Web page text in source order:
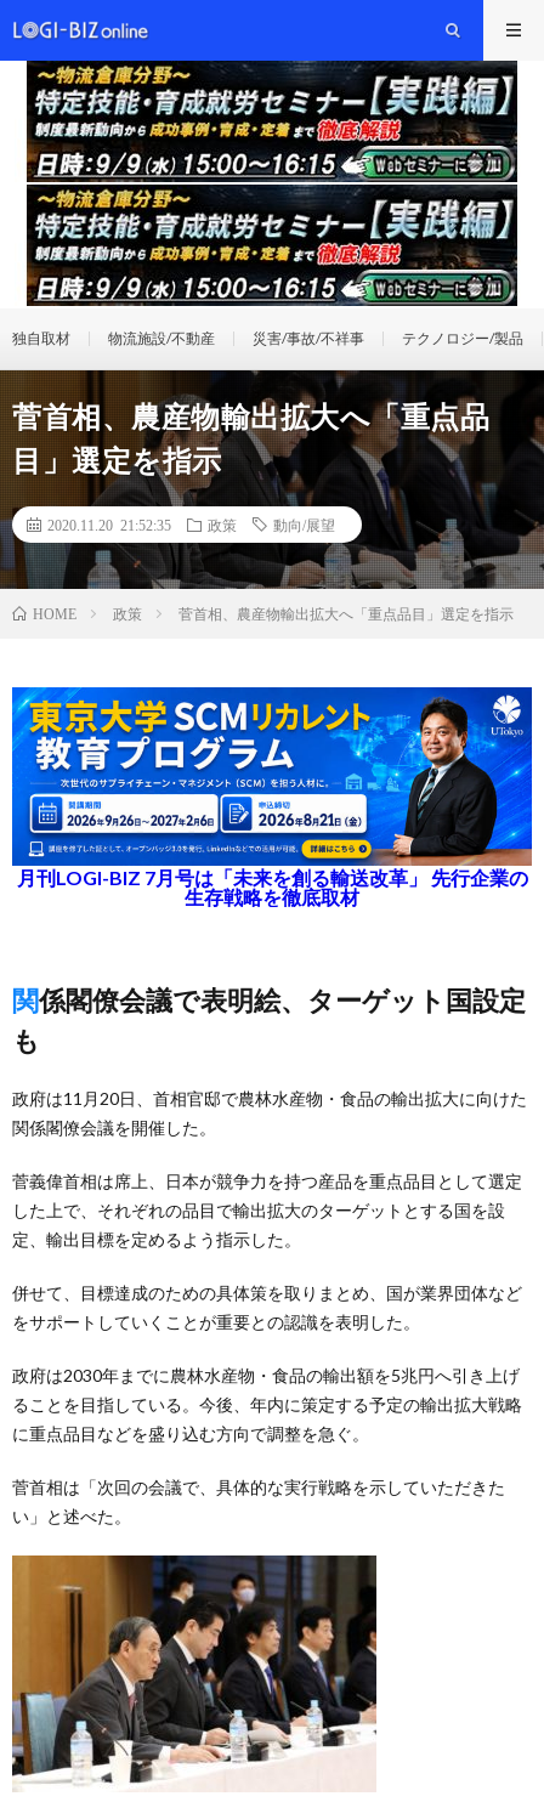
独自取材 物流施設/不動産 災害/事故/不祥事 テクノロジー/製品
菅首相、農産物輸出拡大へ「重点品
目」選定を指示
2020.11.20 21:52:35 政策 動向/展望
HOME 政策 菅首相、農産物輸出拡大へ「重点品目」選定を指示
月刊LOGI-BIZ 7月号は「未来を創る輸送改革」 先行企業の
生存戦略を徹底取材
関係閣僚会議で表明絵、ターゲット国設定
も
政府は11月20日、首相官邸で農林水産物・食品の輸出拡大に向けた
関係閣僚会議を開催した。
菅義偉首相は席上、日本が競争力を持つ産品を重点品目として選定
した上で、それぞれの品目で輸出拡大のターゲットとする国を設
定、輸出目標を定めるよう指示した。
併せて、目標達成のための具体策を取りまとめ、国が業界団体など
をサポートしていくことが重要との認識を表明した。
政府は2030年までに農林水産物・食品の輸出額を5兆円へ引き上げ
ることを目指している。今後、年内に策定する予定の輸出拡大戦略
に重点品目などを盛り込む方向で調整を急ぐ。
菅首相は「次回の会議で、具体的な実行戦略を示していただきた
い」と述べた。